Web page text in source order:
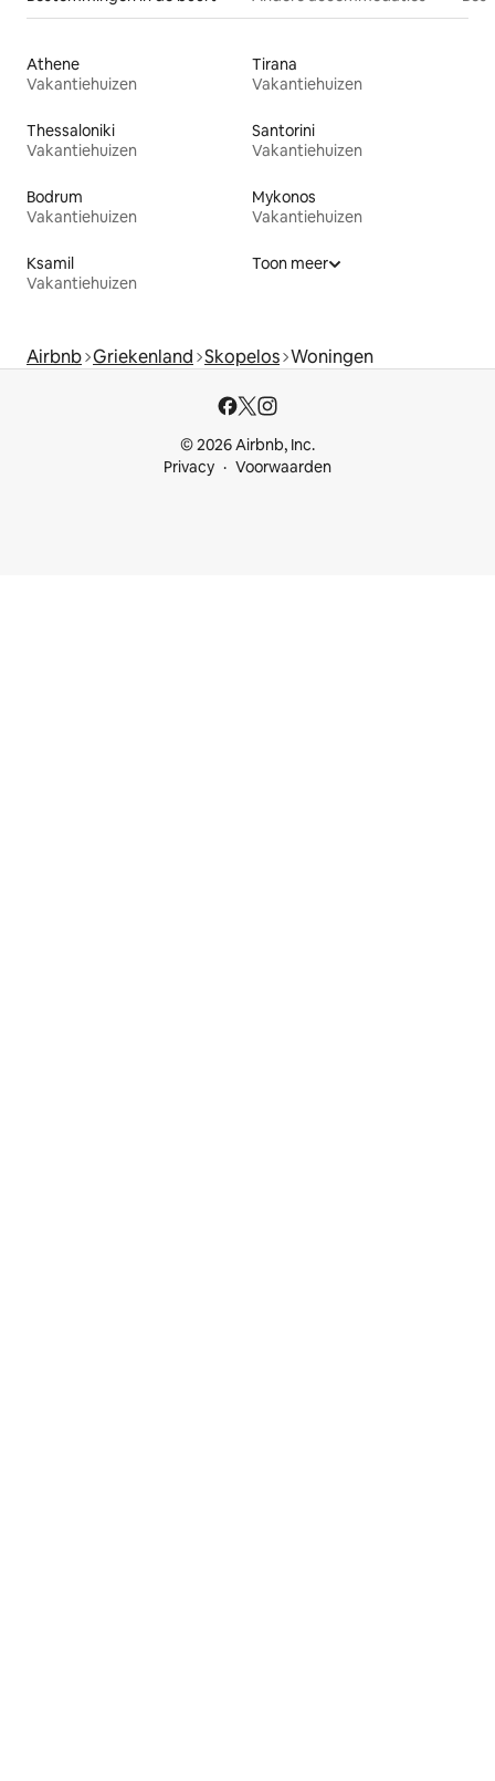
Athene
Vakantiehuizen
Tirana
Vakantiehuizen
Thessaloniki
Vakantiehuizen
Santorini
Vakantiehuizen
Bodrum
Vakantiehuizen
Mykonos
Vakantiehuizen
Ksamil
Vakantiehuizen
Toon meer
Airbnb Griekenland Skopelos Woningen
© 2026 Airbnb, Inc.
Privacy
Voorwaarden